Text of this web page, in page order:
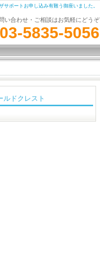
い合わせ・ご相談はお気軽にどうぞ
03-5835-5056
サポートお申し込み有難う御座いました。
ルドクレスト